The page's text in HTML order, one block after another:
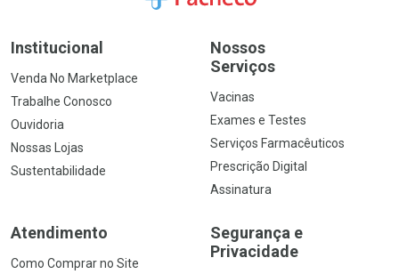
Institucional
Venda No Marketplace
Trabalhe Conosco
Ouvidoria
Nossas Lojas
Sustentabilidade
Nossos
Serviços
Vacinas
Exames e Testes
Serviços Farmacêuticos
Prescrição Digital
Assinatura
Atendimento
Como Comprar no Site
Segurança e
Privacidade